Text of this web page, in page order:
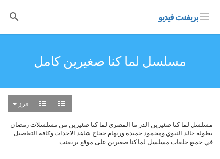
بريفنت فيديو
مسلسل لما كنا صغيرين كامل
فرز
مسلسل لما كنا صغيرين الدراما المصري لما كنا صغيرين من مسلسلات رمضان
بطولة خالد النبوي ومحمود حميدة وريهام حجاج شاهد الاحداث وكافة التفاصيل
في جميع حلقات مسلسل لما كنا صغيرين على موقع بريفنت